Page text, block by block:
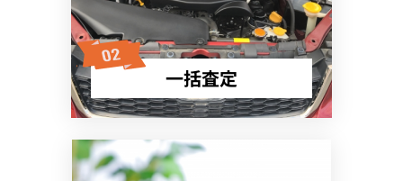
一括査定